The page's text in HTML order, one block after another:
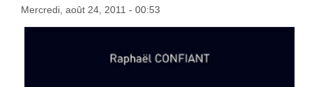
Mercredi, août 24, 2011 - 00:53